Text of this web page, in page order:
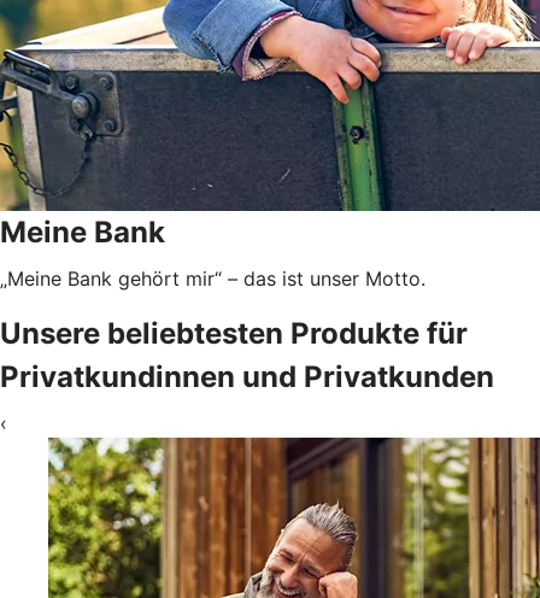
Meine Bank
„Meine Bank gehört mir“ – das ist unser Motto.
Unsere beliebtesten Produkte für
Privatkundinnen und Privatkunden
‹